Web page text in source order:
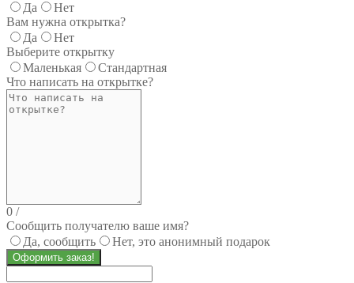
Да
Нет
Вам нужна открытка?
Да
Нет
Выберите открытку
Маленькая
Стандартная
Что написать на открытке?
0 /
Сообщить получателю ваше имя?
Да, сообщить
Нет, это анонимный подарок
Оформить заказ!